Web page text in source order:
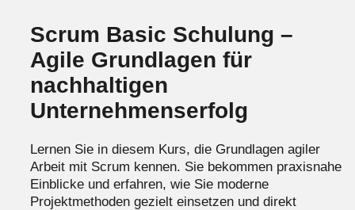
Scrum Basic Schulung –
Agile Grundlagen für
nachhaltigen
Unternehmenserfolg
Lernen Sie in diesem Kurs, die Grundlagen agiler
Arbeit mit Scrum kennen. Sie bekommen praxisnahe
Einblicke und erfahren, wie Sie moderne
Projektmethoden gezielt einsetzen und direkt